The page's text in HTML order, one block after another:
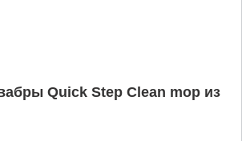
Quick Step Clean mop из